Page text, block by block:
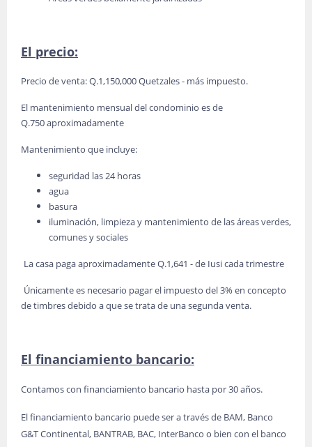
El precio:
Precio de venta: Q.1,150,000 Quetzales - más impuesto.
El mantenimiento mensual del condominio es de
Q.750 aproximadamente
Mantenimiento que incluye:
seguridad las 24 horas
agua
basura
iluminación, limpieza y mantenimiento de las áreas verdes,
comunes y sociales
La casa paga aproximadamente Q.1,641 - de Iusi cada trimestre
Únicamente es necesario pagar el impuesto del 3% en concepto
de timbres debido a que se trata de una segunda venta.
El financiamiento bancario:
Contamos con financiamiento bancario hasta por 30 años.
El financiamiento bancario puede ser a través de BAM, Banco
G&T Continental, BANTRAB, BAC, InterBanco o bien con el banco